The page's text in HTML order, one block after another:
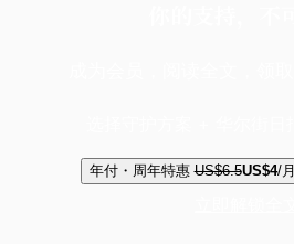
年付・周年特惠 US$6.5US$4/月